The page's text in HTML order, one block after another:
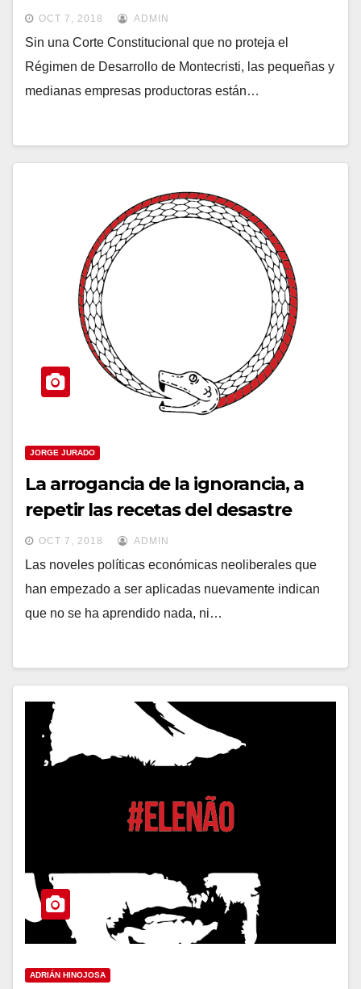
OCT 7, 2018 ADMIN
Sin una Corte Constitucional que no proteja el
Régimen de Desarrollo de Montecristi, las pequeñas y
medianas empresas productoras están…
JORGE JURADO
La arrogancia de la ignorancia, a
repetir las recetas del desastre
OCT 7, 2018 ADMIN
Las noveles políticas económicas neoliberales que
han empezado a ser aplicadas nuevamente indican
que no se ha aprendido nada, ni…
ADRIÁN HINOJOSA